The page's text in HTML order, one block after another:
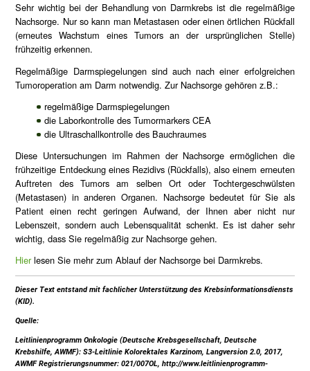
Sehr wichtig bei der Behandlung von Darmkrebs ist die regelmäßige
Nachsorge. Nur so kann man Metastasen oder einen örtlichen Rückfall
(erneutes Wachstum eines Tumors an der ursprünglichen Stelle)
frühzeitig erkennen.
Regelmäßige Darmspiegelungen sind auch nach einer erfolgreichen
Tumoroperation am Darm notwendig. Zur Nachsorge gehören z.B.:
regelmäßige Darmspiegelungen
die Laborkontrolle des Tumormarkers CEA
die Ultraschallkontrolle des Bauchraumes
Diese Untersuchungen im Rahmen der Nachsorge ermöglichen die
frühzeitige Entdeckung eines Rezidivs (Rückfalls), also einem erneuten
Auftreten des Tumors am selben Ort oder Tochtergeschwülsten
(Metastasen) in anderen Organen. Nachsorge bedeutet für Sie als
Patient einen recht geringen Aufwand, der Ihnen aber nicht nur
Lebenszeit, sondern auch Lebensqualität schenkt. Es ist daher sehr
wichtig, dass Sie regelmäßig zur Nachsorge gehen.
Hierlesen Sie mehr zum Ablauf der Nachsorge bei Darmkrebs.
Dieser Text entstand mit fachlicher Unterstützung des Krebsinformationsdiensts
(KID).
Quelle:
Leitlinienprogramm Onkologie (Deutsche Krebsgesellschaft, Deutsche
Krebshilfe, AWMF): S3-Leitlinie Kolorektales Karzinom, Langversion 2.0, 2017,
AWMF Registrierungsnummer: 021/007OL, http://www.leitlinienprogramm-